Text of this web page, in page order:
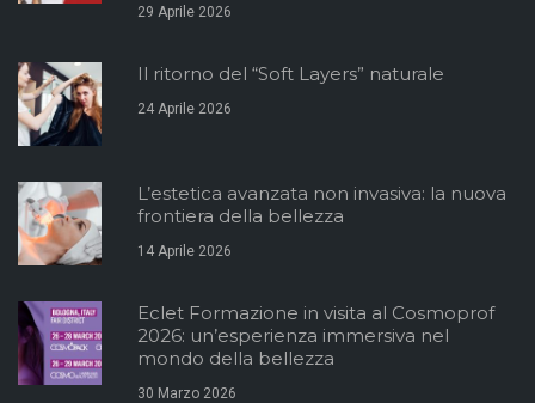
29 Aprile 2026
Il ritorno del “Soft Layers” naturale
24 Aprile 2026
L’estetica avanzata non invasiva: la nuova
frontiera della bellezza
14 Aprile 2026
Eclet Formazione in visita al Cosmoprof
2026: un’esperienza immersiva nel
mondo della bellezza
30 Marzo 2026